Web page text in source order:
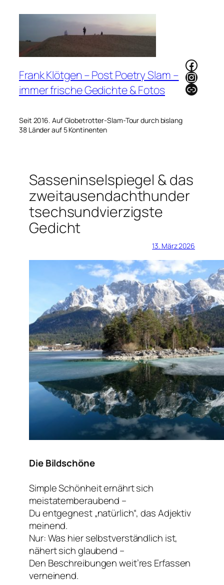
Frank Klötgen – Post Poetry Slam –
immer frische Gedichte & Fotos
Seit 2016. Auf Globetrotter-Slam-Tour durch bislang
38 Länder auf 5 Kontinenten
Link
Sasseninselspiegel & das
zweitausendachthunder
tsechsundvierzigste
Gedicht
13. März 2026
Die Bildschöne
Simple Schönheit ernährt sich
meistatemberaubend –
Du entgegnest „natürlich“, das Adjektiv
meinend.
Nur: Was hierselbstverständlich ist,
nähert sich glaubend –
Den Beschreibungen weit’res Erfassen
verneinend.